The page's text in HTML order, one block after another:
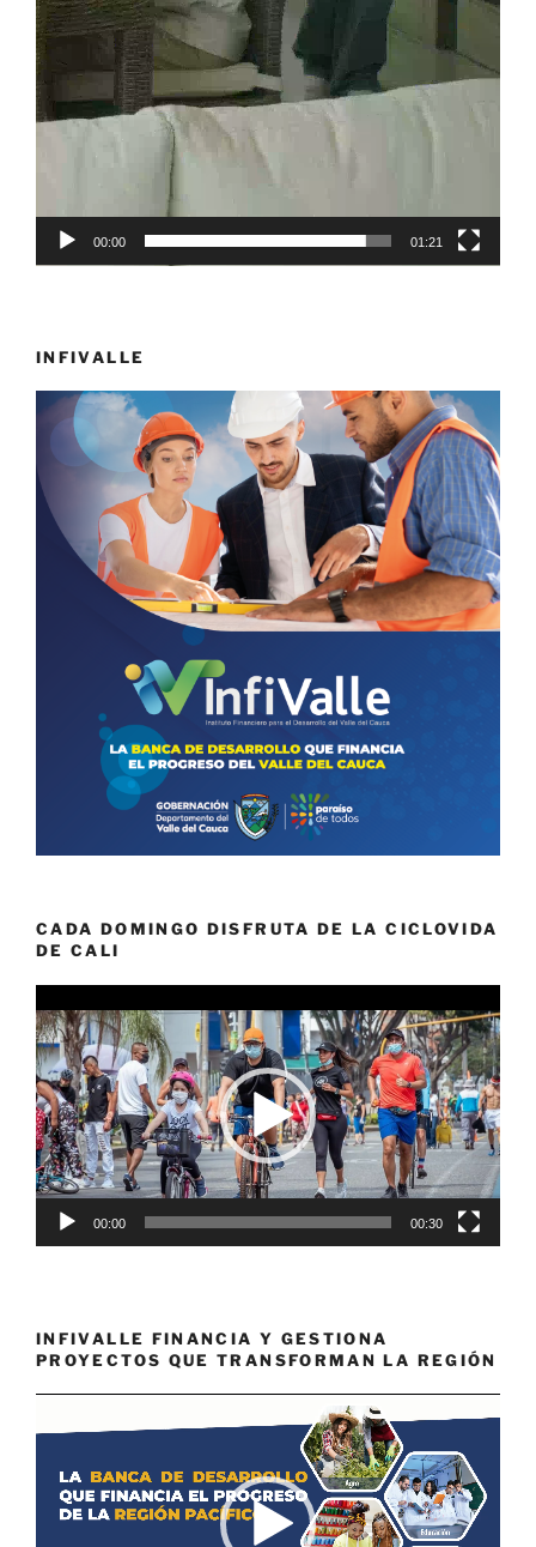
00:00 01:21
INFIVALLE
CADA DOMINGO DISFRUTA DE LA CICLOVIDA
DE CALI
de
vídeo
00:00 00:30
INFIVALLE FINANCIA Y GESTIONA
PROYECTOS QUE TRANSFORMAN LA REGIÓN
de